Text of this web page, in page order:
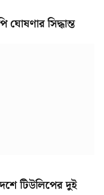
ঘোষণার সিদ্ধান্ত
টিউলিপের দুই